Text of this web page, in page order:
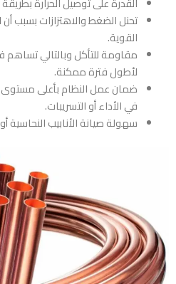
تحنل الضغط والاهتزازات بسبب
القوية.
مقاومة للتأكل وبالتالي
لأطول فترة ممكنة.
ضمان عمل النظام بأعلى
في الأداء أو التسريبات.
سهولة صيانة الأنابيب النحاسية